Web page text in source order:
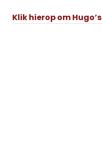
Klik hierop om Hugo’s